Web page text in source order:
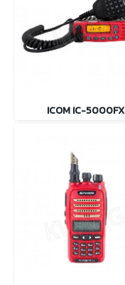
ICOM IC-5000FX